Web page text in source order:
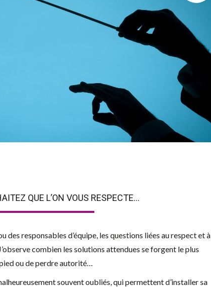
QUE L’ON VOUS RESPECTE…
des responsables d’équipe, les questions liées au respect et à
combien les solutions attendues se forgent le plus
ou de perdre autorité…
souvent oubliés, qui permettent d’installer sa